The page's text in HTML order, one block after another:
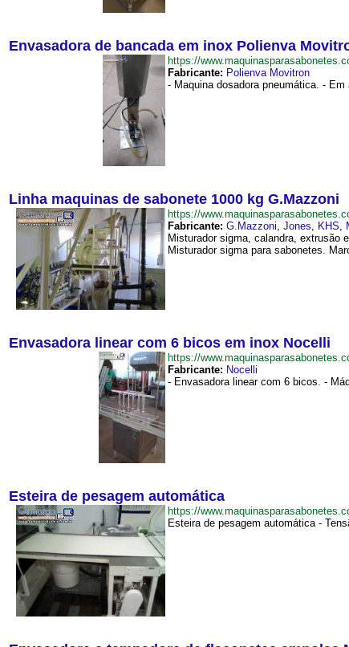
Envasadora de bancada em inox Polienva
https://
Fabricante: Polienva Movitron
- Maquina dosadora pneumática. -
Linha maquinas de sabonete 1000 kg G.Mazzoni
https://
Fabricante: G.Mazzoni, Jones, KHS,
Misturador sigma, calandra, extrusão
Misturador sigma para sabonetes.
Envasadora linear com 6 bicos em inox Nocelli
https://
Fabricante: Nocelli
- Envasadora linear com 6 bicos. -
Esteira de pesagem automática
https://
Esteira de pesagem automática -